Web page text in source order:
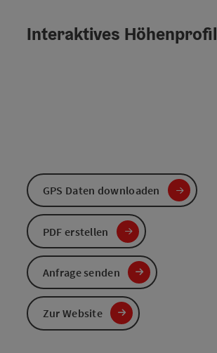
Interaktives Höhenprofil
GPS Daten downloaden
PDF erstellen
Anfrage senden
Zur Website